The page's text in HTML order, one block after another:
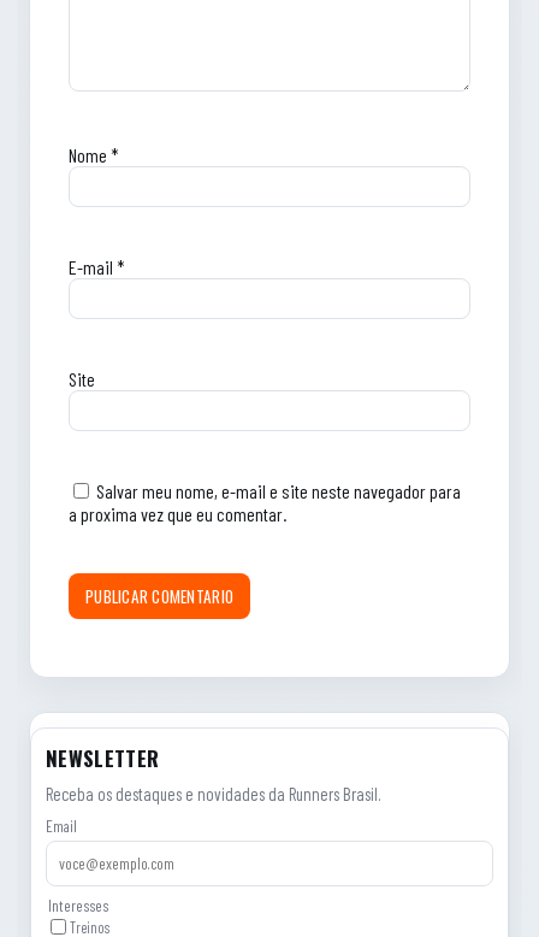
Nome *
E-mail *
Site
Salvar meu nome, e-mail e site neste navegador para
a proxima vez que eu comentar.
NEWSLETTER
Receba os destaques e novidades da Runners Brasil.
Email
Interesses
Treinos